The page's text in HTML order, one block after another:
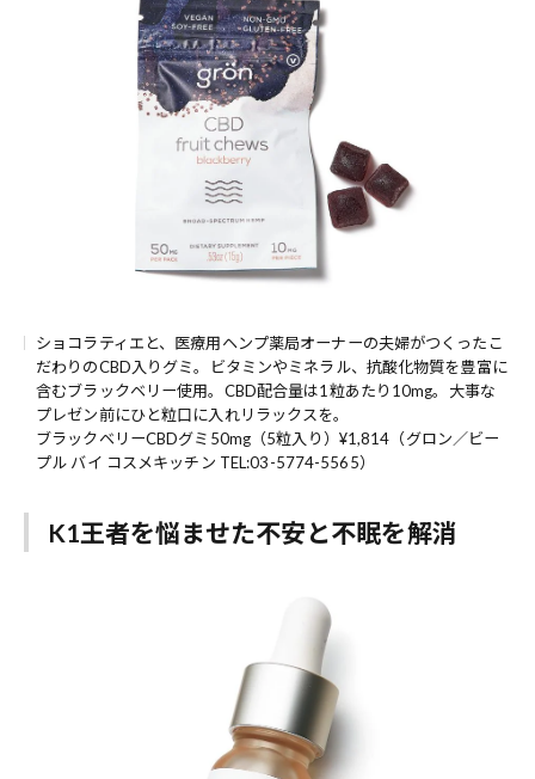
ショコラティエと、医療用ヘンプ薬局オーナーの夫婦がつくったこ
だわりのCBD入りグミ。ビタミンやミネラル、抗酸化物質を豊富に
含むブラックベリー使用。CBD配合量は1粒あたり10mg。大事な
プレゼン前にひと粒口に入れリラックスを。
ブラックベリーCBDグミ50mg（5粒入り）¥1,814（グロン／ビー
プル バイ コスメキッチン TEL:03-5774-5565）
K1王者を悩ませた不安と不眠を解消